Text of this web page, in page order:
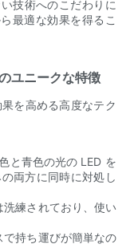
技術へのこだわりに
最適な効果を得るこ
ユニークな特徴
を高める高度なテク
と青色の光の LED を
両方に同時に対処し
練されており、使い
持ち運びが簡単なの